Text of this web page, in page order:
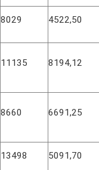
8029 4522,50
11135 8194,12
8660 6691,25
13498 5091,70